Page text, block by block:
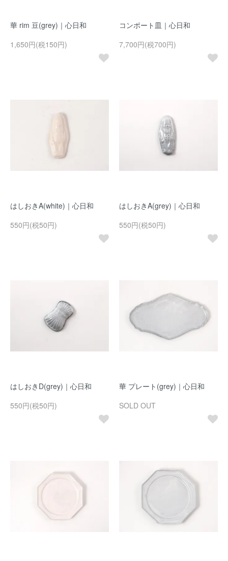
華 rim 豆(grey)｜心日和
1,650円(税150円)
コンポート皿｜心日和
7,700円(税700円)
はしおきA(white)｜心日和
550円(税50円)
はしおきA(grey)｜心日和
550円(税50円)
はしおきD(grey)｜心日和
550円(税50円)
華 プレート(grey)｜心日和
SOLD OUT